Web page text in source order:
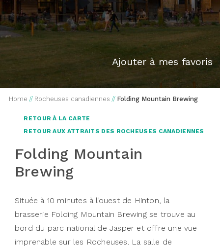
Ajouter à mes favoris
Home // Rocheuses canadiennes // Folding Mountain Brewing
RETOUR À LA CARTE
RETOUR AUX ATTRAITS DES ROCHEUSES CANADIENNES
Folding Mountain
Brewing
Située à 10 minutes à l’ouest de Hinton, la
brasserie Folding Mountain Brewing se trouve au
bord du parc national de Jasper et offre une vue
imprenable sur les Rocheuses. La salle de